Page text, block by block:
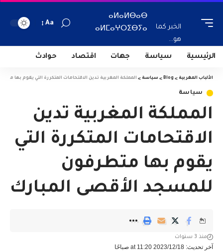
الخبر كما
هو...
ⴰⵍⴰⵍⴱⴰⴱ
ⴰⵍⵎⴰⵖⵔⵉⴱⵢⴰ
Aa
الرئيسية سياسة جهات اقتصاد حوادث
الألباب المغربية >
Blog
> سياسة > المملكة المغربية تدين الاقتحامات المتكررة التي يقوم بها
سياسة
المملكة المغربية تدين
الاقتحامات المتكررة التي
يقوم بها متطرفون
للمسجد الأقصى المبارك
آخر تحديث: 2023/12/18 at 11:20 صباحًا
منذ 3 سنوات